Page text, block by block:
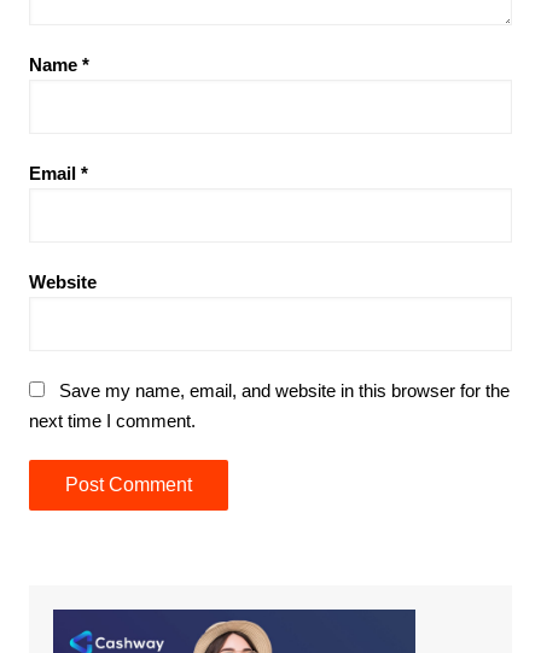
Name *
Email *
Website
Save my name, email, and website in this browser for the
next time I comment.